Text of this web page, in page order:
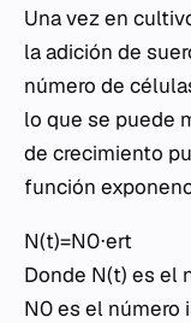
Una vez en
la adición de
número de
lo que se puede
de crecimiento
función
N(t)=N0​⋅ert
Donde N(t) es el
N0​ es el número